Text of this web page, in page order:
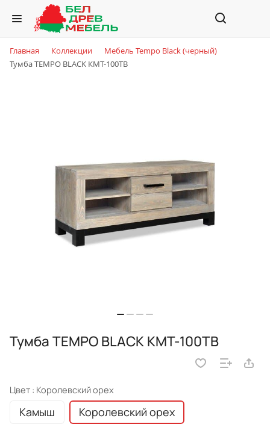
Главная Коллекции
Мебель Tempo Black (черный)
Тумба TEMPO BLACK КМТ-100ТВ
Тумба TEMPO BLACK КМТ-100ТВ
Цвет : Королевский орех
Камыш Королевский орех